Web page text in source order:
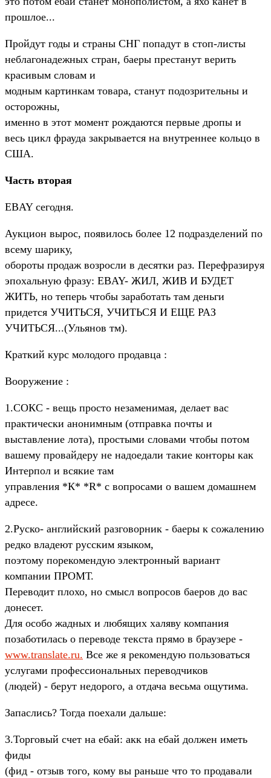
прошлое...
Пройдут годы и страны СНГ попадут в стоп-листы
неблагонадежных стран, баеры престанут верить
красивым словам и
модным картинкам товара, станут подозрительны и
осторожны,
именно в этот момент рождаются первые дропы и
весь цикл фрауда закрывается на внутреннее кольцо в
США.
Часть вторая
EBAY сегодня.
Аукцион вырос, появилось более 12 подразделений по
всему шарику,
обороты продаж возросли в десятки раз. Перефразируя
эпохальную фразу: EBAY- ЖИЛ, ЖИВ И БУДЕТ
ЖИТЬ, но теперь чтобы заработать там деньги
придется УЧИТЬСЯ, УЧИТЬСЯ И ЕЩЕ РАЗ
УЧИТЬСЯ...(Ульянов тм).
Краткий курс молодого продавца :
Вооружение :
1.СОКС - вещь просто незаменимая, делает вас
практически анонимным (отправка почты и
выставление лота), простыми словами чтобы потом
вашему провайдеру не надоедали такие конторы как
Интерпол и всякие там
управления *К* *R* с вопросами о вашем домашнем
адресе.
2.Руско- английский разговорник - баеры к сожалению
редко владеют русским языком,
поэтому порекомендую электронный вариант
компании ПРОМТ.
Переводит плохо, но смысл вопросов баеров до вас
донесет.
Для особо жадных и любящих халяву компания
позаботилась о переводе текста прямо в браузере -
www.translate.ru. Все же я рекомендую пользоваться
услугами профессиональных переводчиков
(людей) - берут недорого, а отдача весьма ощутима.
Запаслись? Тогда поехали дальше:
3.Торговый счет на ебай: акк на ебай должен иметь
фиды
(фид - отзыв того, кому вы раньше что то продавали